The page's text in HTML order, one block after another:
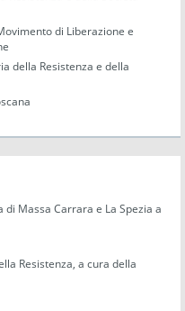
di Liberazione e
della Resistenza e della
di Massa Carrara e La Spezia a
Resistenza, a cura della